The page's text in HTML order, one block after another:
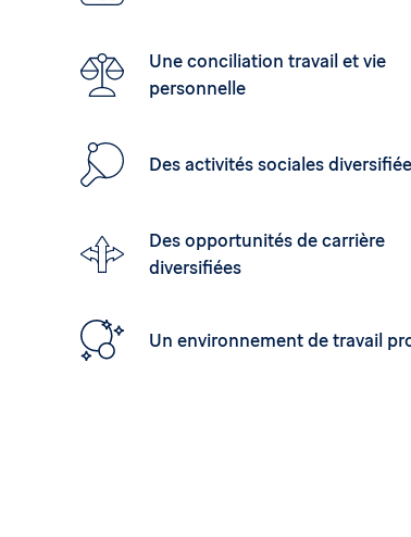
Une conciliation travail et vie
personnelle
Des activités sociales
Des opportunités de carrière
diversifiées
Un environnement de travail